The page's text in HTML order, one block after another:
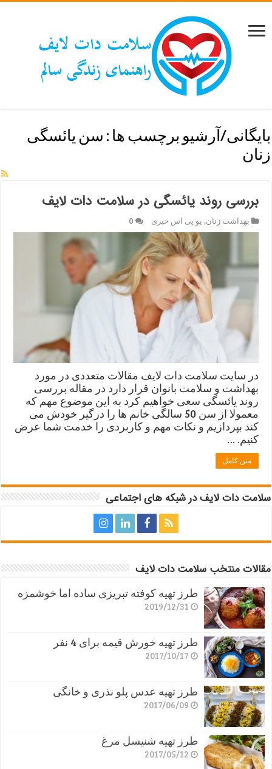
بایگانی/آرشیو برچسب ها : سن یائسگی
زنان
بررسی روند یائسگی در سلامت دات لایف
بهداشت زنان, یو پی اس خبری 0
در سایت سلامت دات لایف مقالات متعددی در مورد
بهداشت و سلامت بانوان قرار دارد در مقاله بررسی
روند یائسگی سعی خواهیم کرد به این موضوع مهم که
معمولا از سن 50 سالگی خانم ها را درگیر خودش می
کند بپردازیم و نکات مهم و کاربردی را خدمت شما عرض
کنیم. …
متن کامل
سلامت دات لایف در شبکه های اجتماعی
مقالات منتخب سلامت دات لایف
طرز تهیه کوفته تبریزی ساده اما خوشمزه
2019/12/31
طرز تهیه خورش قیمه برای 4 نفر
2017/10/17
طرز تهیه عدس پلو نذری و خانگی
2017/06/09
طرز تهیه شنیسل مرغ
2017/05/12